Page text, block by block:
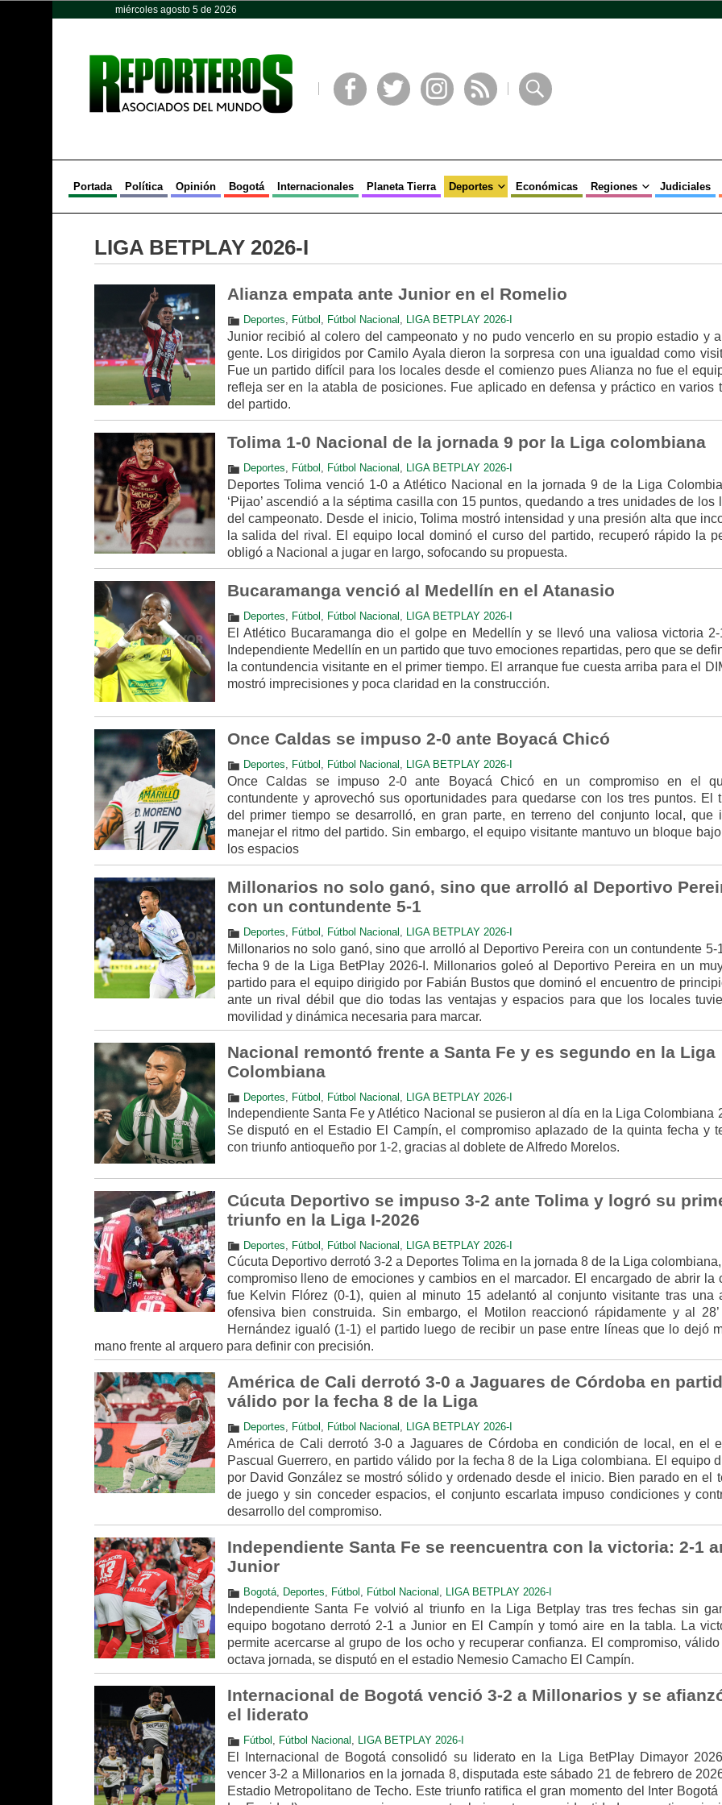
miércoles agosto 5 de 2026
Portada Política Opinión Bogotá Internacionales Planeta Tierra Deportes Económicas Regiones Judiciales
LIGA BETPLAY 2026-I
Alianza empata ante Junior en el Romelio
Deportes, Fútbol , Fútbol Nacional , LIGA BETPLAY 2026-I
Junior recibió al colero del campeonato y no pudo vencerlo en su propio estadio y
gente. Los dirigidos por Camilo Ayala dieron la sorpresa con una igualdad como
Fue un partido difícil para los locales desde el comienzo pues Alianza no fue el
refleja ser en la atabla de posiciones. Fue aplicado en defensa y práctico en varios
del partido.
Tolima 1-0 Nacional de la jornada 9 por la Liga colombiana
Deportes, Fútbol , Fútbol Nacional , LIGA BETPLAY 2026-I
Deportes Tolima venció 1-0 a Atlético Nacional en la jornada 9 de la Liga
‘Pijao’ ascendió a la séptima casilla con 15 puntos, quedando a tres unidades de los
del campeonato. Desde el inicio, Tolima mostró intensidad y una presión alta que
la salida del rival. El equipo local dominó el curso del partido, recuperó rápido la
obligó a Nacional a jugar en largo, sofocando su propuesta.
Bucaramanga venció al Medellín en el Atanasio
Deportes, Fútbol , Fútbol Nacional , LIGA BETPLAY 2026-I
El Atlético Bucaramanga dio el golpe en Medellín y se llevó una valiosa victoria 2-
Independiente Medellín en un partido que tuvo emociones repartidas, pero que se
la contundencia visitante en el primer tiempo. El arranque fue cuesta arriba para el
mostró imprecisiones y poca claridad en la construcción.
Once Caldas se impuso 2-0 ante Boyacá Chicó
Deportes, Fútbol , Fútbol Nacional , LIGA BETPLAY 2026-I
Once Caldas se impuso 2-0 ante Boyacá Chicó en un compromiso en el
contundente y aprovechó sus oportunidades para quedarse con los tres puntos. El
del primer tiempo se desarrolló, en gran parte, en terreno del conjunto local, que
manejar el ritmo del partido. Sin embargo, el equipo visitante mantuvo un bloque
los espacios
Millonarios no solo ganó, sino que arrolló al Deportivo
con un contundente 5-1
Deportes, Fútbol , Fútbol Nacional , LIGA BETPLAY 2026-I
Millonarios no solo ganó, sino que arrolló al Deportivo Pereira con un contundente 5-
fecha 9 de la Liga BetPlay 2026-I. Millonarios goleó al Deportivo Pereira en un
partido para el equipo dirigido por Fabián Bustos que dominó el encuentro de
ante un rival débil que dio todas las ventajas y espacios para que los locales
movilidad y dinámica necesaria para marcar.
Nacional remontó frente a Santa Fe y es segundo en la Liga
Colombiana
Deportes Fútbol Fútbol Nacional LIGA BETPLAY 2026-I
Independiente Santa Fe y Atlético Nacional se pusieron al día en la Liga Colombiana
Se disputó en el Estadio El Campín, el compromiso aplazado de la quinta fecha y
con triunfo antioqueño por 1-2, gracias al doblete de Alfredo Morelos.
Cúcuta Deportivo se impuso 3-2 ante Tolima y logró su
triunfo en la Liga I-2026
Deportes Fútbol Fútbol Nacional LIGA BETPLAY 2026-I
Cúcuta Deportivo derrotó 3-2 a Deportes Tolima en la jornada 8 de la Liga
compromiso lleno de emociones y cambios en el marcador. El encargado de abrir la
fue Kelvin Flórez (0-1), quien al minuto 15 adelantó al conjunto visitante tras una
ofensiva bien construida. Sin embargo, el Motilon reaccionó rápidamente y al
Hernández igualó (1-1) el partido luego de recibir un pase entre líneas que lo dejó
mano frente al arquero para definir con precisión.
América de Cali derrotó 3-0 a Jaguares de Córdoba en
válido por la fecha 8 de la Liga
Deportes, Fútbol , Fútbol Nacional , LIGA BETPLAY 2026-I
América de Cali derrotó 3-0 a Jaguares de Córdoba en condición de local, en el
Pascual Guerrero, en partido válido por la fecha 8 de la Liga colombiana. El equipo
por David González se mostró sólido y ordenado desde el inicio. Bien parado en el
de juego y sin conceder espacios, el conjunto escarlata impuso condiciones y
desarrollo del compromiso.
Independiente Santa Fe se reencuentra con la victoria: 2-1
Junior
Bogotá, Deportes Fútbol Fútbol Nacional LIGA BETPLAY 2026-I
Independiente Santa Fe volvió al triunfo en la Liga Betplay tras tres fechas sin
equipo bogotano derrotó 2-1 a Junior en El Campín y tomó aire en la tabla. La
permite acercarse al grupo de los ocho y recuperar confianza. El compromiso,
octava jornada, se disputó en el estadio Nemesio Camacho El Campín.
Internacional de Bogotá venció 3-2 a Millonarios y se
el liderato
Fútbol Fútbol Nacional LIGA BETPLAY 2026-I
El Internacional de Bogotá consolidó su liderato en la Liga BetPlay Dimayor
vencer 3-2 a Millonarios en la jornada 8, disputada este sábado 21 de febrero de
Estadio Metropolitano de Techo. Este triunfo ratifica el gran momento del Inter Bogotá
Opinión Política